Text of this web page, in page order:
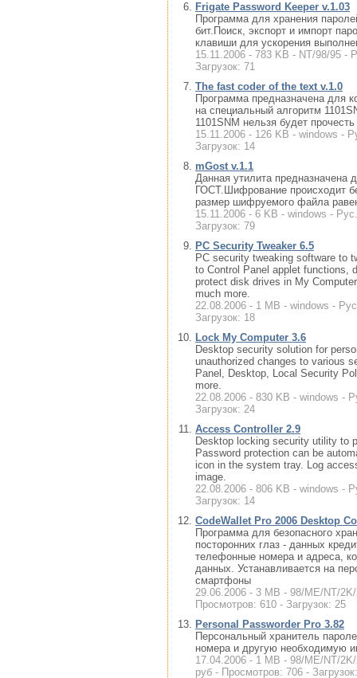
Frigate Password Keeper v.1.03
Программа для хранения
бит.Поиск, экспорт и импорт
клавиши для ускорения
15.11.2006 - 783 KB - NT/98/95 -
Загрузок: 71
The fast coder of the text v.1.0
Программа предназначена для
на специальный алгоритм
1101SNM нельзя будет
15.11.2006 - 126 KB - windows -
Загрузок: 14
mGost v.1.1
Данная утилита
ГОСТ.Шифрование происходит
размер шифруемого файла
15.11.2006 - 6 KB - windows -
Загрузок: 79
PC Security Tweaker 6.5
PC security tweaking software to
to Control Panel applet functions,
protect disk drives in My
much more.
22.08.2006 - 1 MB - windows -
Загрузок: 18
Lock My Computer 3.6
Desktop security solution for
unauthorized changes to various
Panel, Desktop, Local Security
more.
22.08.2006 - 830 KB - windows -
Загрузок: 24
Access Controller 2.9
Desktop locking security utility to
Password protection can be
icon in the system tray. Log
image.
22.08.2006 - 806 KB - windows -
Загрузок: 14
CodeWallet Pro 2006 Desktop
Программа для безопасного
посторонних глаз - данных
телефонные номера и адреса,
данных. Устанавливается на
смартфоны
29.06.2006 - 3 MB - 98/ME/NT/
Просмотров: 610 - Загрузок: 25
Personal Passworder Pro 3.82
Персональный хранитель
номера и другую необходимую
17.04.2006 - 1 MB - 98/ME/NT/
руб - Просмотров: 706 -